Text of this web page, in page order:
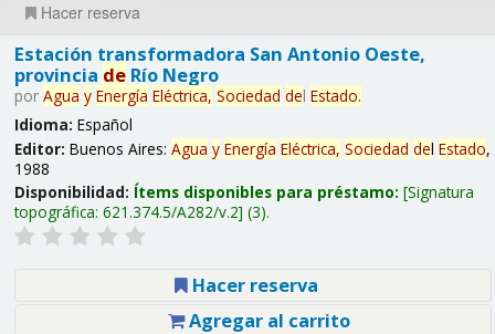
Hacer reserva
Estación transformadora San Antonio Oeste,
provincia deRío Negro
por Agua y Energía Eléctrica, Sociedad del Estado.
Idioma: Español
Editor: Buenos Aires: Agua y Energía Eléctrica, Sociedad del Estado,
1988
Disponibilidad: Ítems disponibles para préstamo: Signatura
topográfica: 621.374.5/A282/v.2 (3).
Hacer reserva
Agregar al carrito